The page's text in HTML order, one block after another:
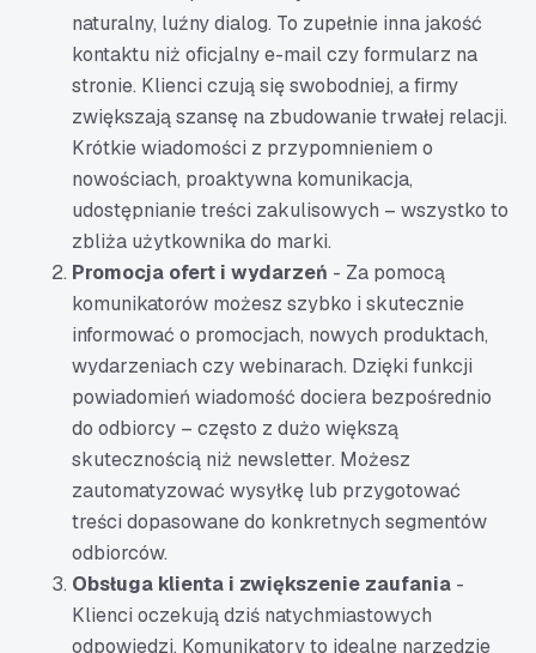
naturalny, luźny dialog. To zupełnie inna jakość
kontaktu niż oficjalny e-mail czy formularz na
stronie. Klienci czują się swobodniej, a firmy
zwiększają szansę na zbudowanie trwałej relacji.
Krótkie wiadomości z przypomnieniem o
nowościach, proaktywna komunikacja,
udostępnianie treści zakulisowych – wszystko to
zbliża użytkownika do marki.
Promocja ofert i wydarzeń - Za pomocą
komunikatorów możesz szybko i skutecznie
informować o promocjach, nowych produktach,
wydarzeniach czy webinarach. Dzięki funkcji
powiadomień wiadomość dociera bezpośrednio
do odbiorcy – często z dużo większą
skutecznością niż newsletter. Możesz
zautomatyzować wysyłkę lub przygotować
treści dopasowane do konkretnych segmentów
odbiorców.
Obsługa klienta i zwiększenie zaufania -
Klienci oczekują dziś natychmiastowych
odpowiedzi. Komunikatory to idealne narzędzie